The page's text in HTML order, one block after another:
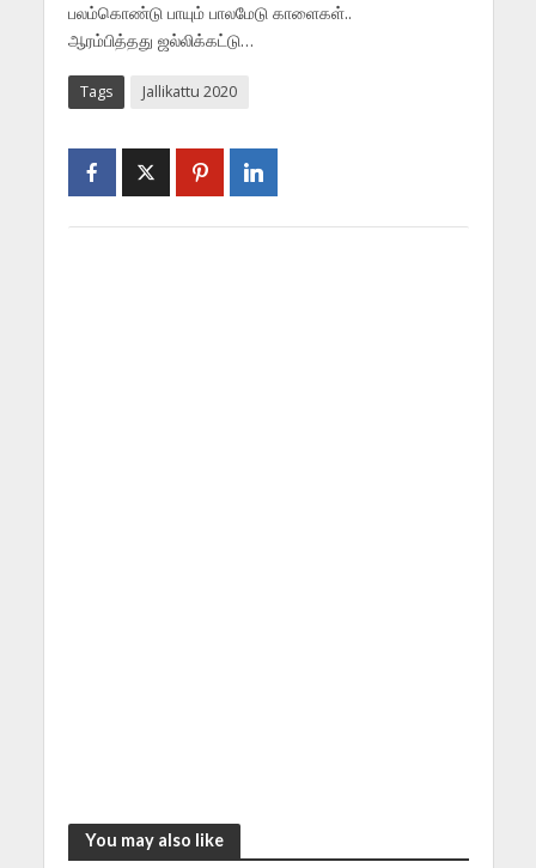
பலம்கொண்டு பாயும் பாலமேடு காளைகள்..
ஆரம்பித்தது ஜல்லிக்கட்டு…
Tags Jallikattu 2020
You may also like